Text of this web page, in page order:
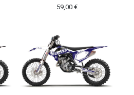
59,00 €